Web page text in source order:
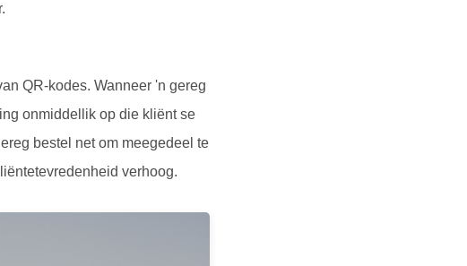
QR-kodes. Wanneer 'n gereg
onmiddellik op die kliënt se
bestel net om meegedeel te
verhoog.